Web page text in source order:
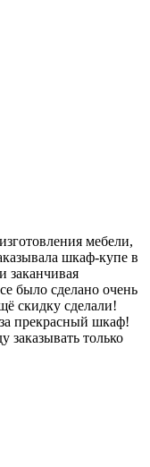
мебели,
шкаф-купе в
заканчивая
было сделано очень
скидку сделали!
за прекрасный шкаф!
заказывать только